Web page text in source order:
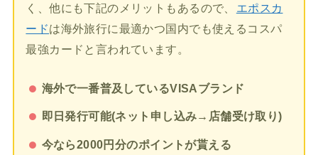
く、他にも下記のメリットもあるので、
エポスカ
ードは海外旅行に最適かつ国内でも使えるコスパ
最強カードと言われています。
海外で一番普及しているVISAブランド
即日発行可能(ネット申し込み→店舗受け取り)
今なら2000円分のポイントが貰える